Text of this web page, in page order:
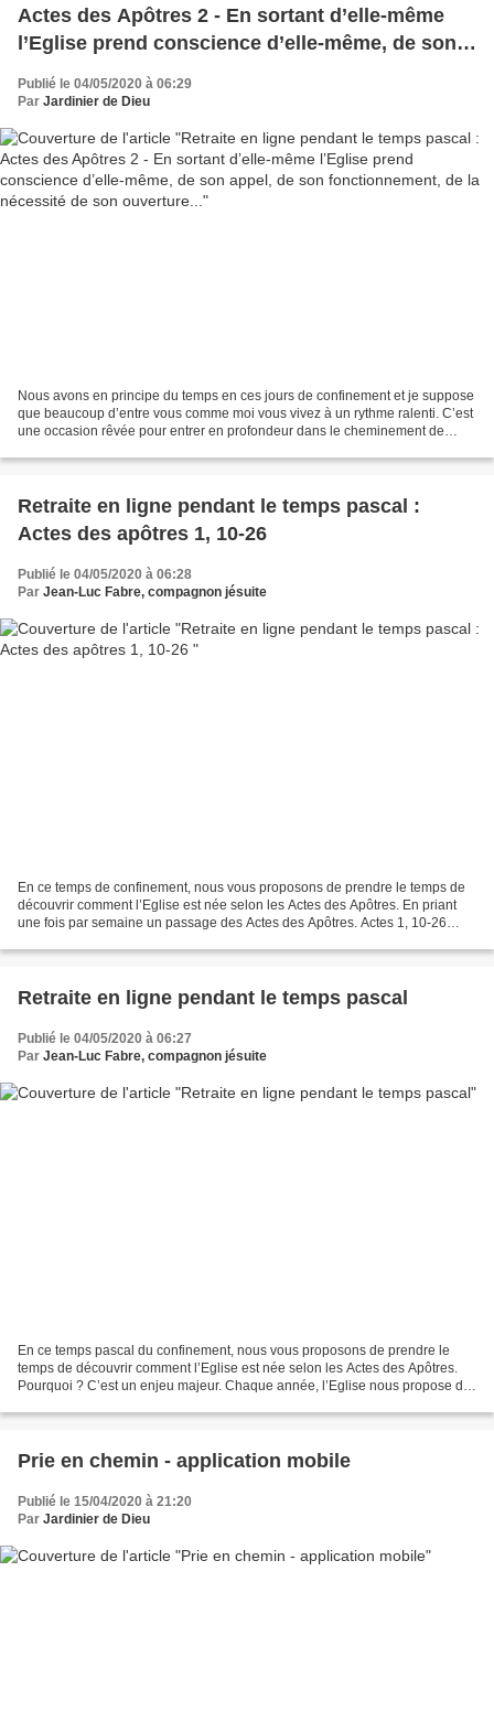
Actes des Apôtres 2 - En sortant d’elle-même
l’Eglise prend conscience d’elle-même, de son
de son ouverture...
Publié le 04/05/2020 à 06:29
Par Jardinier de Dieu
Nous avons en principe du temps en ces jours de confinement et je suppose
que beaucoup d’entre vous comme moi vous vivez à un rythme ralenti. C’est
une occasion rêvée pour entrer en profondeur dans le cheminement de
Retraite en ligne pendant le temps pascal :
Actes des apôtres 1, 10-26
Publié le 04/05/2020 à 06:28
Par Jean-Luc Fabre, compagnon jésuite
En ce temps de confinement, nous vous proposons de prendre le temps de
découvrir comment l’Eglise est née selon les Actes des Apôtres. En priant
une fois par semaine un passage des Actes des Apôtres. Actes 1, 10-26
Retraite en ligne pendant le temps pascal
Publié le 04/05/2020 à 06:27
Par Jean-Luc Fabre, compagnon jésuite
En ce temps pascal du confinement, nous vous proposons de prendre le
temps de découvrir comment l’Eglise est née selon les Actes des Apôtres.
Pourquoi ? C’est un enjeu majeur. Chaque année, l’Eglise nous propose de
Prie en chemin - application mobile
Publié le 15/04/2020 à 21:20
Par Jardinier de Dieu